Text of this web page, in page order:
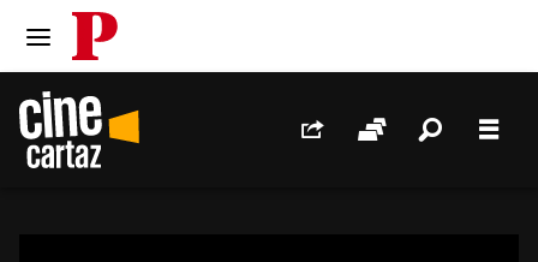
Ir para o conteúdo
Ir para navegação principal
Redes Sociais
Sessões